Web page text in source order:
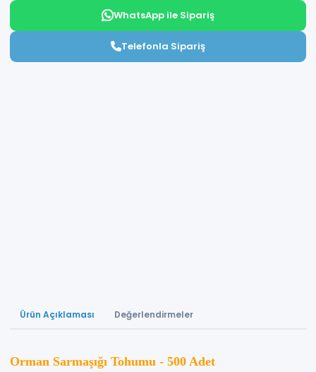
WhatsApp ile Sipariş
Telefonla Sipariş
Ürün Açıklaması Değerlendirmeler
Orman Sarmaşığı Tohumu - 500 Adet